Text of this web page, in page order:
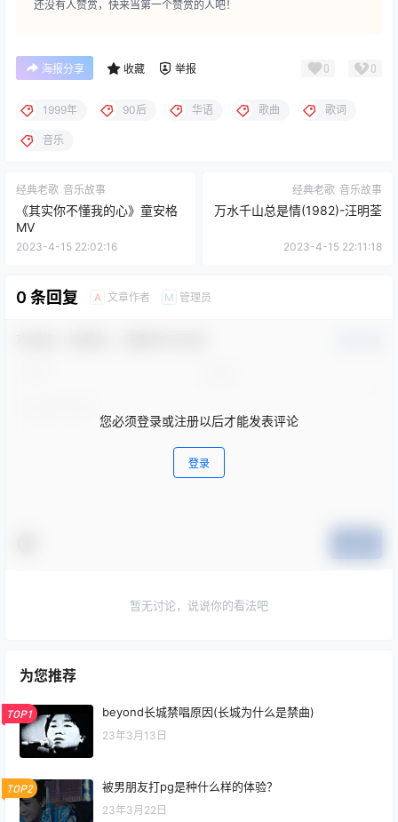
还没有人赞赏，快来当第一个赞赏的人吧！
海报分享 收藏 举报 0 0
1999年 90后 华语 歌曲 歌词
音乐
经典老歌 音乐故事
《其实你不懂我的心》童安格
MV
2023-4-15 22:02:16
经典老歌 音乐故事
万水千山总是情(1982)-汪明荃
2023-4-15 22:11:18
0 条回复 A 文章作者 M 管理员
您必须登录或注册以后才能发表评论
登录
暂无讨论，说说你的看法吧
为您推荐
TOP1 beyond长城禁唱原因(长城为什么是禁曲)
23年3月13日
TOP2 被男朋友打pg是种什么样的体验？
23年3月22日